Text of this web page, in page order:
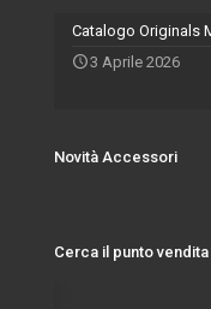
Catalogo Originals
3 Aprile 2026
Novità Accessori
Cerca il punto